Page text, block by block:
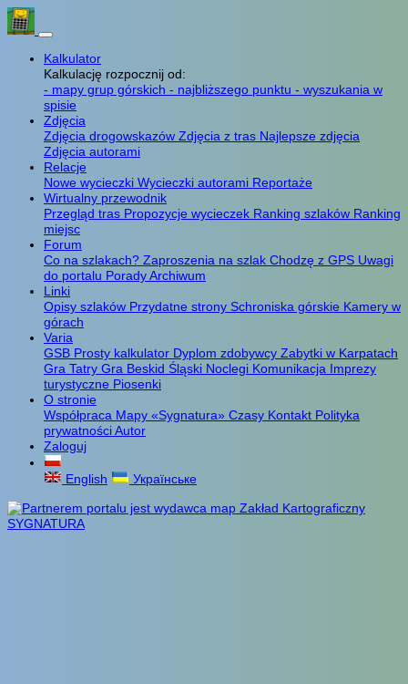
Kalkulator
Kalkulację rozpocznij od:
- mapy grup górskich - najbliższego punktu - wyszukania w
spisie
Zdjęcia
Zdjęcia drogowskazów Zdjęcia z tras Najlepsze zdjęcia
Zdjęcia autorami
Relacje
Nowe wycieczki Wycieczki autorami Reportaże
Wirtualny przewodnik
Przegląd tras Propozycje wycieczek Ranking szlaków Ranking
miejsc
Forum
Co na szlakach? Zaproszenia na szlak Chodzę z GPS Uwagi
do portalu PoradyArchiwum
Linki
Opisy szlaków Przydatne strony Schroniska górskie Kamery w
górach
Varia
GSB Prosty kalkulator Dyplom zdobywcy Zabytki w Karpatach
Gra Tatry Gra Beskid Śląski Noclegi Komunikacja Imprezy
turystyczne Piosenki
O stronie
Współpraca Mapy «Sygnatura» Czasy Kontakt Polityka
prywatnościAutor
Zaloguj
English Українське